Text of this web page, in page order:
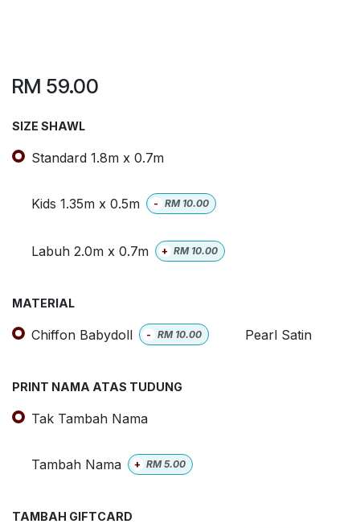
RM 59.00
SIZE SHAWL
Standard 1.8m x 0.7m
Kids 1.35m x 0.5m - RM 10.00
Labuh 2.0m x 0.7m + RM 10.00
MATERIAL
Chiffon Babydoll - RM 10.00 Pearl Satin
PRINT NAMA ATAS TUDUNG
Tak Tambah Nama
Tambah Nama + RM5.00
TAMBAH GIFTCARD